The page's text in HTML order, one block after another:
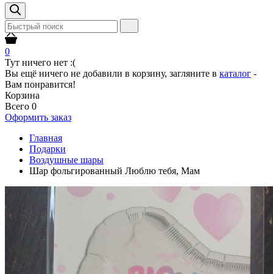
0
Тут ничего нет :(
Вы ещё ничего не добавили в корзину, загляните в каталог -
Вам понравится!
Корзина
Всего 0
Оформить заказ
Главная
Подарки
Воздушные шары
Шар фольгированный Люблю тебя, Мам